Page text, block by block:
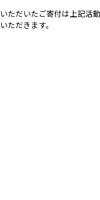
いただいたご寄付は上記活
いただきます。